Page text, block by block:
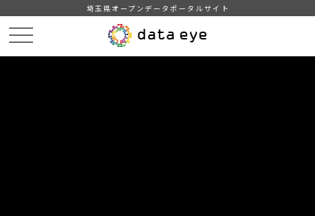
埼玉県オープンデータポータルサイト